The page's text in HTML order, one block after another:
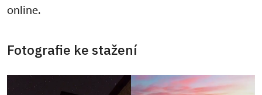
online.
Fotografie ke stažení